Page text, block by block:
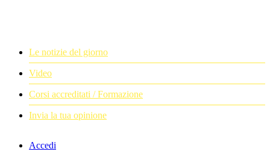
Le notizie del giorno
Video
Corsi accreditati / Formazione
Invia la tua opinione
Accedi